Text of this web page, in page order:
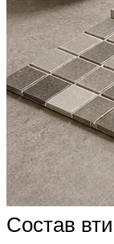
Состав